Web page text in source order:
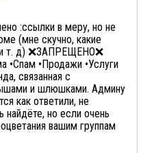
:ссылки в меру, но не
(мне скучно, какие
и т. д) ❌ЗАПРЕЩЕНО❌
•Спам •Продажи •Услуги
связанная с
и шлюшками. Админу
как ответили, не
найдёте, но если очень
вашим группам